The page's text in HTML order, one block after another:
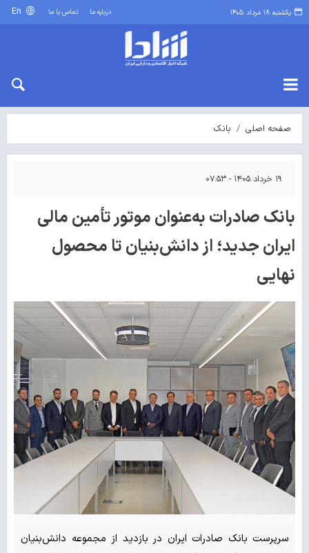
یکشنبه ۱۸ مرداد ۱۴۰۵ درباره ما تماس با ما
صفحه اصلی بانک
۱۹ خرداد ۱۴۰۵ - ۰۷:۵۳
بانک صادرات به‌عنوان موتور تأمین مالی
ایران جدید؛ از دانش‌بنیان تا محصول
نهایی
‌سرپرست بانک صادرات ایران در بازدید از مجموعه دانش‌بنیان